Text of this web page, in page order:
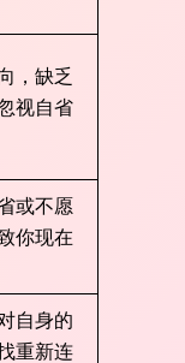
，缺乏
视自省
或不愿
你现在
自身的
重新连